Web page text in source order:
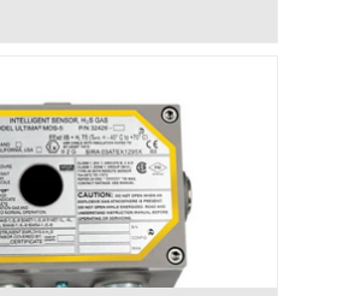
גלאי אולטראסוני לגילוי